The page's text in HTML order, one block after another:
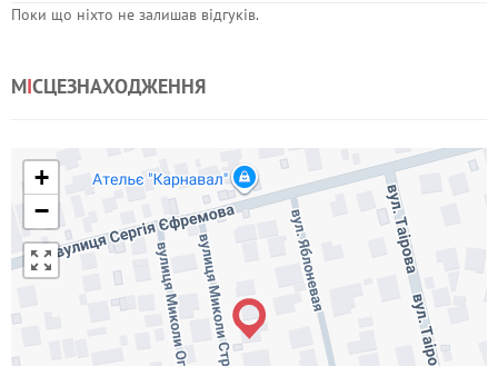
Поки що ніхто не залишав відгуків.
МІСЦЕЗНАХОДЖЕННЯ
+
−